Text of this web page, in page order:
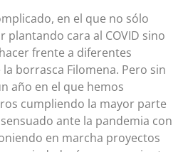
en el que no sólo
plantando cara al COVID sino
frente a diferentes
borrasca Filomena. Pero sin
año en el que hemos
cumpliendo la mayor parte
ante la pandemia con
en marcha proyectos